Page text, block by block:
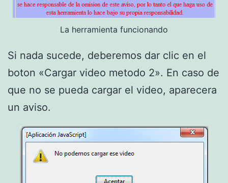
La herramienta funcionando
Si nada sucede, deberemos dar clic en el
boton «Cargar video metodo 2». En caso de
que no se pueda cargar el video, aparecera
un aviso.